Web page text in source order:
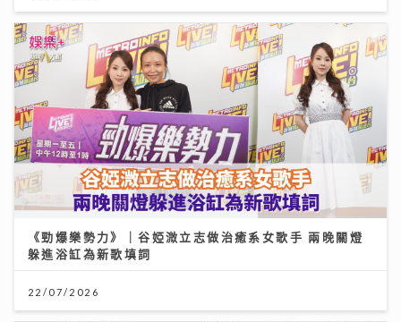
《勁爆樂勢力》｜谷婭溦立志做治癒系女歌手 兩晚關燈
躲進浴缸為新歌填詞
22/07/2026